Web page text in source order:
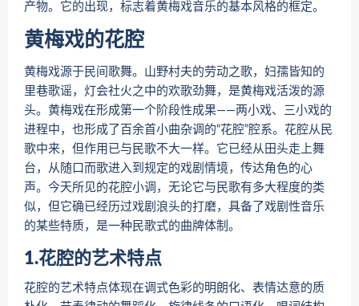
产物。它的出现，标志着黄梅戏音乐的基本风格的框定。
黄梅戏的花腔
黄梅戏源于民间歌舞。山野村夫的劳动之歌，妇孺皆知的
里巷歌谣，灯会社火之中的欢歌劲舞，是黄梅戏活泼的源
头。黄梅戏在形成第一个阶段性成果——两小戏、三小戏的
进程中，也形成了百余首小曲杂调的“花腔”腔系。花腔从民
歌中来，但作用已与民歌不大一样。它已经从田头走上舞
台，从随口而歌进入到规定的戏剧情境，传达角色的心
声。今天所见的花腔小调，无论它与民歌有多大程度的类
似，但它确已经历过戏剧浪头的打磨，具备了戏剧性音乐
的某些特质，是一种民歌式的曲牌体制。
1.花腔的艺术特点
花腔的艺术特点体现在调式色彩的明朗化、表情达意的质